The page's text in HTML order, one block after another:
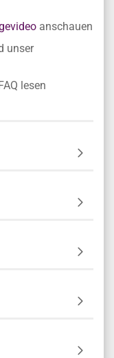
anschauen
unser
lesen